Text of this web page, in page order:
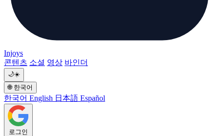
Injoys
콘텐츠 소셜 영상 바인더
🌙☀️
🌐 한국어
한국어 English 日本語 Español
로그인